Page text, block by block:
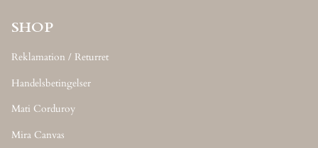
SHOP
Reklamation / Returret
Handelsbetingelser
Mati Corduroy
Mira Canvas